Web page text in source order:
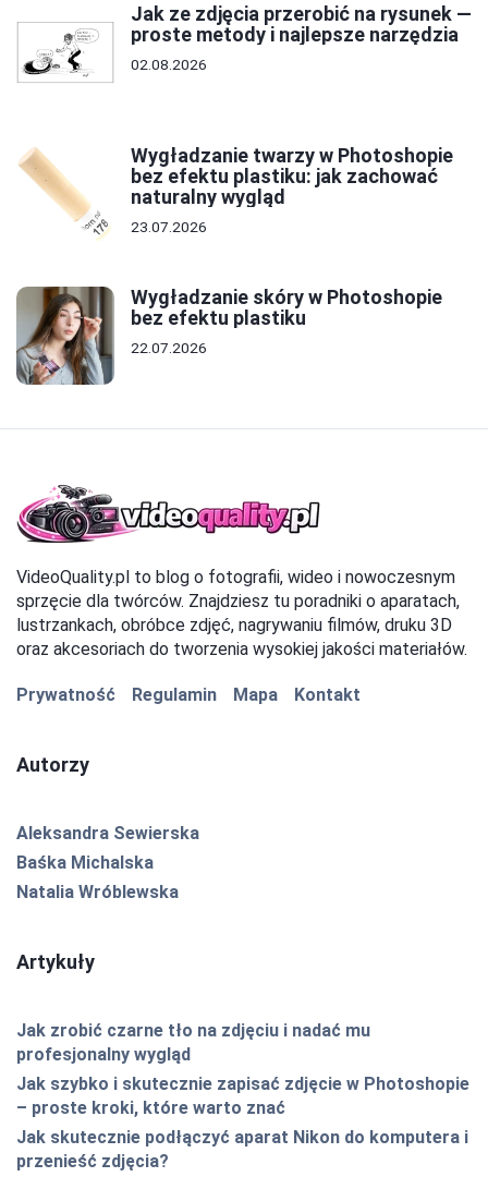
Jak ze zdjęcia przerobić na rysunek —
proste metody i najlepsze narzędzia
02.08.2026
Wygładzanie twarzy w Photoshopie
bez efektu plastiku: jak zachować
naturalny wygląd
23.07.2026
Wygładzanie skóry w Photoshopie
bez efektu plastiku
22.07.2026
VideoQuality.pl to blog o fotografii, wideo i nowoczesnym
sprzęcie dla twórców. Znajdziesz tu poradniki o aparatach,
lustrzankach, obróbce zdjęć, nagrywaniu filmów, druku 3D
oraz akcesoriach do tworzenia wysokiej jakości materiałów.
Prywatność Regulamin Mapa Kontakt
Autorzy
Aleksandra Sewierska
Baśka Michalska
Natalia Wróblewska
Artykuły
Jak zrobić czarne tło na zdjęciu i nadać mu
profesjonalny wygląd
Jak szybko i skutecznie zapisać zdjęcie w Photoshopie
– proste kroki, które warto znać
Jak skutecznie podłączyć aparat Nikon do komputera i
przenieść zdjęcia?